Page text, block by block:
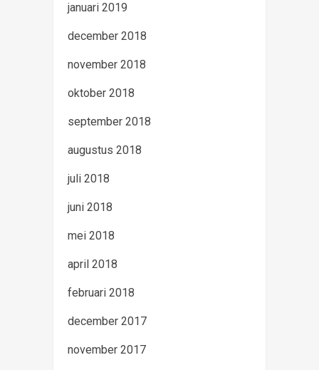
januari 2019
december 2018
november 2018
oktober 2018
september 2018
augustus 2018
juli 2018
juni 2018
mei 2018
april 2018
februari 2018
december 2017
november 2017